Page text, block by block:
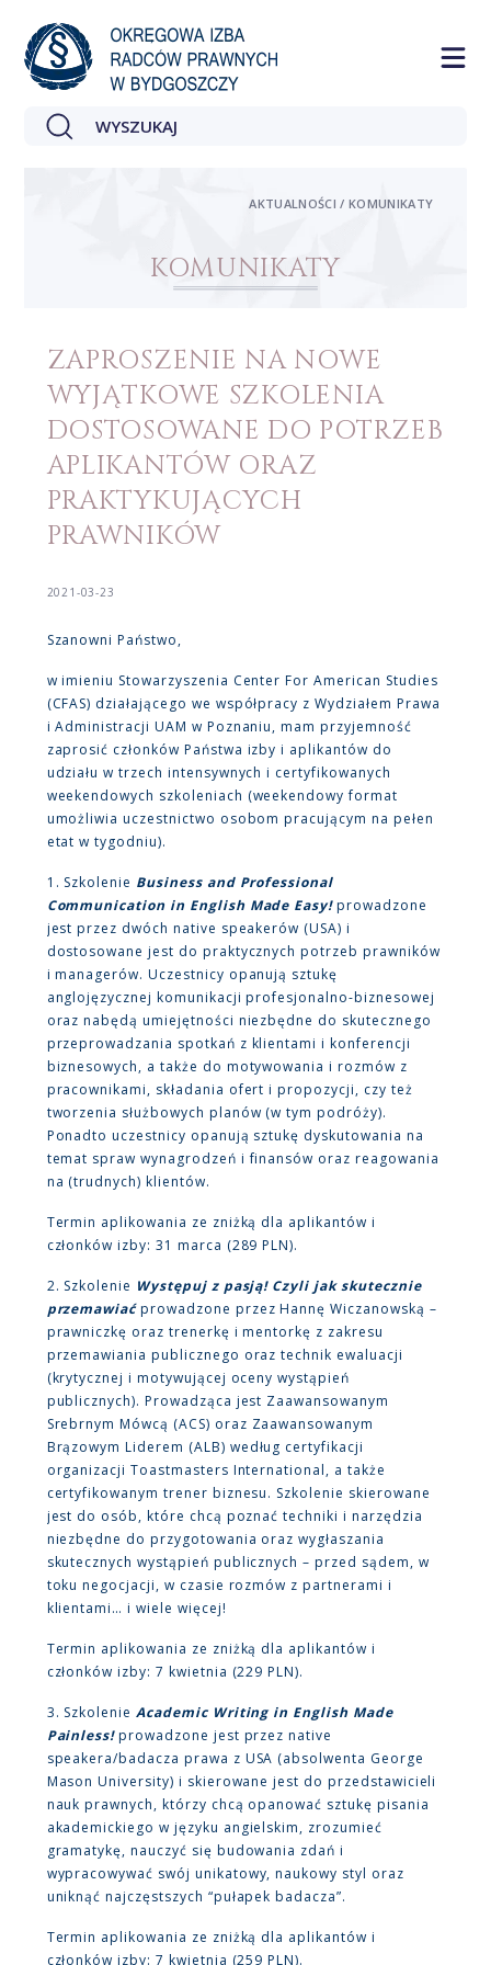
KOMUNIKATY
AKTUALNOŚCI / KOMUNIKATY
ZAPROSZENIE NA NOWE
WYJĄTKOWE SZKOLENIA
DOSTOSOWANE DO POTRZEB
APLIKANTÓW ORAZ
PRAKTYKUJĄCYCH
PRAWNIKÓW
2021-03-23
Szanowni Państwo,
w imieniu Stowarzyszenia Center For American Studies
(CFAS) działającego we współpracy z Wydziałem Prawa
i Administracji UAM w Poznaniu, mam przyjemność
zaprosić członków Państwa izby i aplikantów do
udziału w trzech intensywnych i certyfikowanych
weekendowych szkoleniach (weekendowy format
umożliwia uczestnictwo osobom pracującym na pełen
etat w tygodniu).
1. Szkolenie Business and Professional
Communication in English Made Easy!prowadzone
jest przez dwóch native speakerów (USA) i
dostosowane jest do praktycznych potrzeb prawników
i managerów. Uczestnicy opanują sztukę
anglojęzycznej komunikacji profesjonalno-biznesowej
oraz nabędą umiejętności niezbędne do skutecznego
przeprowadzania spotkań z klientami i konferencji
biznesowych, a także do motywowania i rozmów z
pracownikami, składania ofert i propozycji, czy też
tworzenia służbowych planów (w tym podróży).
Ponadto uczestnicy opanują sztukę dyskutowania na
temat spraw wynagrodzeń i finansów oraz reagowania
na (trudnych) klientów.
Termin aplikowania ze zniżką dla aplikantów i
członków izby: 31 marca (289 PLN).
2. Szkolenie Występuj z pasją! Czyli jak skutecznie
przemawiaćprowadzone przez Hannę Wiczanowską –
prawniczkę oraz trenerkę i mentorkę z zakresu
przemawiania publicznego oraz technik ewaluacji
(krytycznej i motywującej oceny wystąpień
publicznych). Prowadząca jest Zaawansowanym
Srebrnym Mówcą (ACS) oraz Zaawansowanym
Brązowym Liderem (ALB) według certyfikacji
organizacji Toastmasters International, a także
certyfikowanym trener biznesu. Szkolenie skierowane
jest do osób, które chcą poznać techniki i narzędzia
niezbędne do przygotowania oraz wygłaszania
skutecznych wystąpień publicznych – przed sądem, w
toku negocjacji, w czasie rozmów z partnerami i
klientami… i wiele więcej!
Termin aplikowania ze zniżką dla aplikantów i
członków izby: 7 kwietnia (229 PLN).
3. SzkolenieAcademic Writing in English Made
Painless!prowadzone jest przez native
speakera/badacza prawa z USA (absolwenta George
Mason University) i skierowane jest do przedstawicieli
nauk prawnych, którzy chcą opanować sztukę pisania
akademickiego w języku angielskim, zrozumieć
gramatykę, nauczyć się budowania zdań i
wypracowywać swój unikatowy, naukowy styl oraz
uniknąć najczęstszych “pułapek badacza”.
Termin aplikowania ze zniżką dla aplikantów i
członków izby: 7 kwietnia (259 PLN).